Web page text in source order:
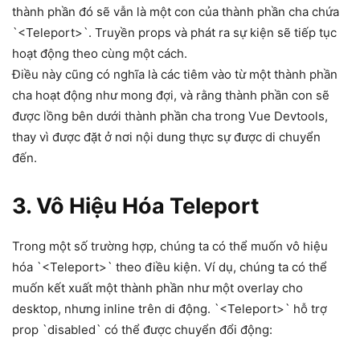
thành phần đó sẽ vẫn là một con của thành phần cha chứa
`<Teleport>`. Truyền props và phát ra sự kiện sẽ tiếp tục
hoạt động theo cùng một cách.
Điều này cũng có nghĩa là các tiêm vào từ một thành phần
cha hoạt động như mong đợi, và rằng thành phần con sẽ
được lồng bên dưới thành phần cha trong Vue Devtools,
thay vì được đặt ở nơi nội dung thực sự được di chuyển
đến.
3. Vô Hiệu Hóa Teleport
Trong một số trường hợp, chúng ta có thể muốn vô hiệu
hóa `<Teleport>` theo điều kiện. Ví dụ, chúng ta có thể
muốn kết xuất một thành phần như một overlay cho
desktop, nhưng inline trên di động. `<Teleport>` hỗ trợ
prop `disabled` có thể được chuyển đổi động: